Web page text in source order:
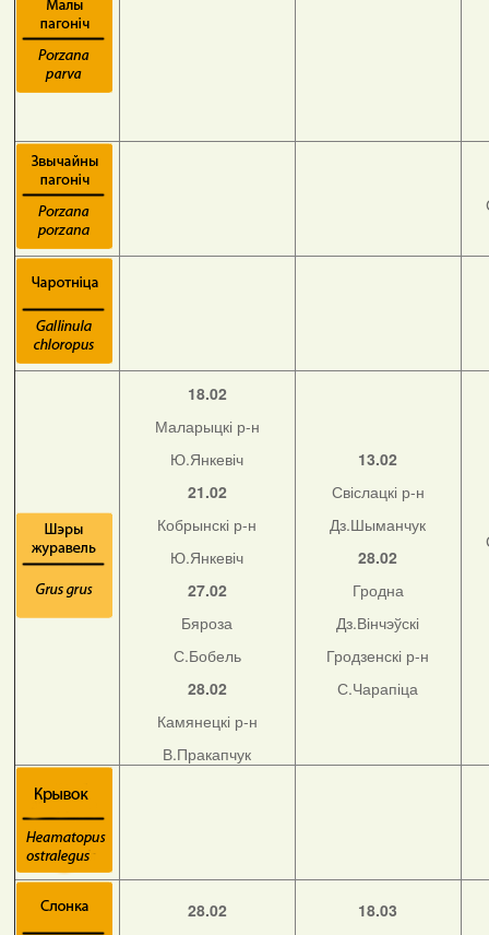
18.02
Маларыцкі р-н
Ю.Янкевіч
21.02
Кобрынскі р-н
Ю.Янкевіч
27.02
Бяроза
С.Бобель
28.02
Камянецкі р-н
В.Пракапчук
13.02
Свіслацкі р-н
Дз.Шыманчук
28.02
Гродна
Дз.Вінчэўскі
Гродзенскі р-н
С.Чарапіца
28.02
18.03